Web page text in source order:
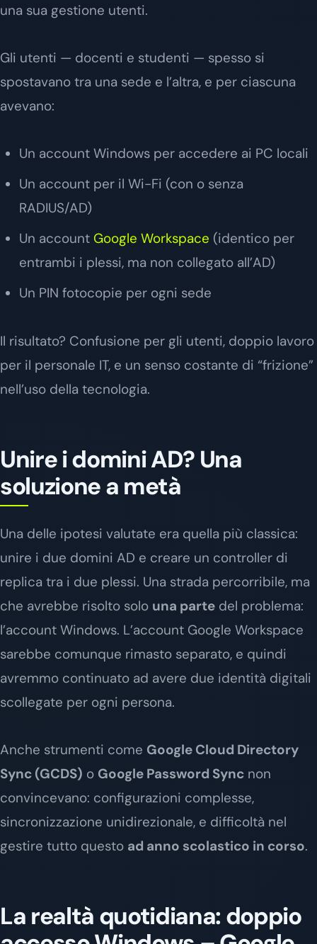
una sua gestione utenti.
Gli utenti — docenti e studenti — spesso si
spostavano tra una sede e l’altra, e per ciascuna
avevano:
Un account Windows per accedere ai PC locali
Un account per il Wi-Fi (con o senza
RADIUS/AD)
Un account Google Workspace (identico per
entrambi i plessi, ma non collegato all’AD)
Un PIN fotocopie per ogni sede
Il risultato? Confusione per gli utenti, doppio lavoro
per il personale IT, e un senso costante di “frizione”
nell’uso della tecnologia.
Unire i domini AD? Una
soluzione a metà
Una delle ipotesi valutate era quella più classica:
unire i due domini AD e creare un controller di
replica tra i due plessi. Una strada percorribile, ma
che avrebbe risolto solo una parte del problema:
l’account Windows. L’account Google Workspace
sarebbe comunque rimasto separato, e quindi
avremmo continuato ad avere due identità digitali
scollegate per ogni persona.
Anche strumenti come Google Cloud Directory
Sync (GCDS) o Google Password Sync non
convincevano: configurazioni complesse,
sincronizzazione unidirezionale, e difficoltà nel
gestire tutto questo ad anno scolastico in corso.
La realtà quotidiana: doppio